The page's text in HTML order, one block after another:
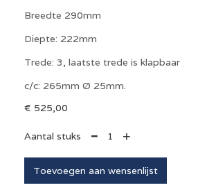
Breedte 290mm
Diepte: 222mm
Trede: 3, laatste trede is klapbaar
c/c: 265mm Ø 25mm.
€ 525,00
Aantal stuks  +